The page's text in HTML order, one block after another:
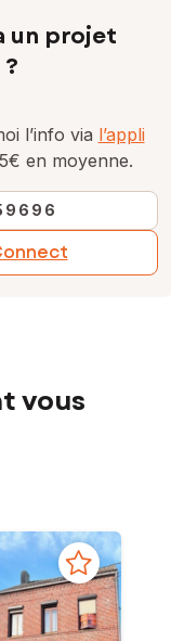
un projet
l’info via l’appli
en moyenne.
vous